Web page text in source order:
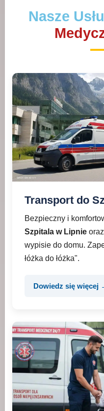
Nasze
Transport do
Bezpieczny i
Szpitala w Lipnie
wypisie do domu.
łóżka do łóżka".
Dowiedz się więcej